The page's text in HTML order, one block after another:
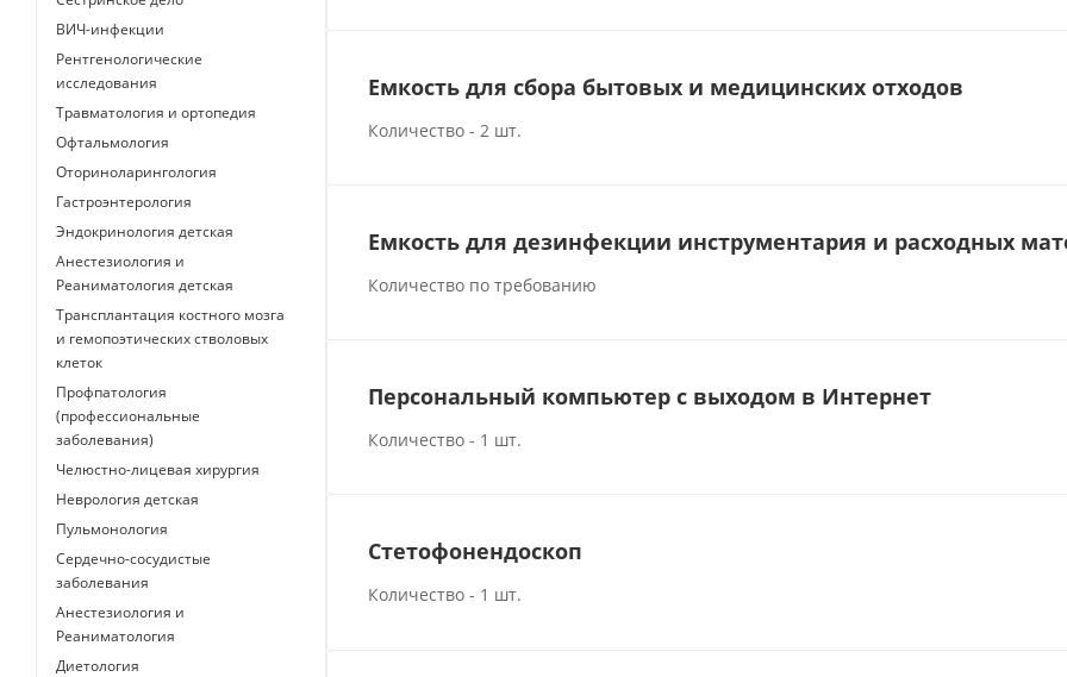
Емкость для сбора бытовых и медицинских отходов
Количество - 2 шт.
Емкость для дезинфекции инструментария и расходных
Количество по требованию
Персональный компьютер с выходом в Интернет
Количество - 1 шт.
Стетофонендоскоп
Количество - 1 шт.
ВИЧ-инфекции
Рентгенологические
исследования
Травматология и ортопедия
Офтальмология
Оториноларингология
Гастроэнтерология
Эндокринология детская
Анестезиология и
Реаниматология детская
Трансплантация костного мозга
и гемопоэтических стволовых
клеток
Профпатология
(профессиональные
заболевания)
Челюстно-лицевая хирургия
Неврология детская
Пульмонология
Сердечно-сосудистые
заболевания
Анестезиология и
Реаниматология
Диетология